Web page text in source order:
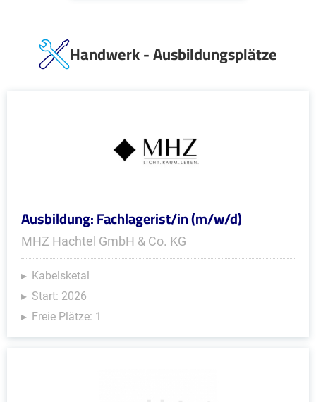
Handwerk - Ausbildungsplätze
Ausbildung: Fachlagerist/in (m/w/d)
MHZ Hachtel GmbH & Co. KG
Kabelsketal
Start: 2026
Freie Plätze: 1